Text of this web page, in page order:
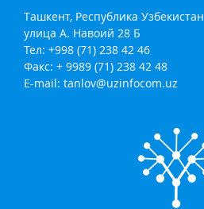
Ташкент, Республика Узбекистан
улица А. Навоий 28 Б
Тел: +998 (71) 238 42 46
Факс: + 9989 (71) 238 42 48
E-mail: tanlov@uzinfocom.uz